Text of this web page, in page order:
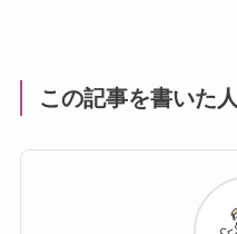
この記事を書いた人